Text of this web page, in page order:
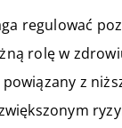
regulować
rolę w
z